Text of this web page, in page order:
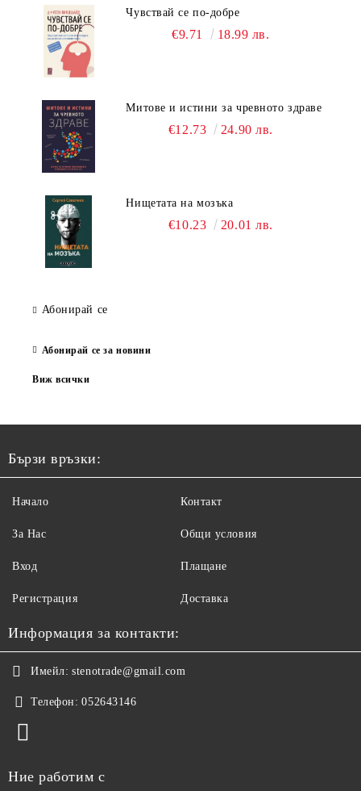
Чувствай се по-добре
€9.71 18.99 лв.
Митове и истини за чревното здраве
€12.73 24.90 лв.
Нищетата на мозъка
€10.23 20.01 лв.
Абонирай се
Абонирай се за новини
Виж всички
Бързи връзки:
Начало
За Нас
Вход
Регистрация
Контакт
Общи условия
Плащане
Доставка
Информация за контакти:
Имейл: stenotrade@gmail.com
Телефон: 052643146
Ние работим с